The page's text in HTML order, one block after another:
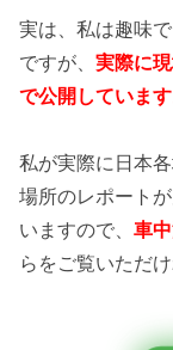
実は、私は趣味で
ですが、 実際に
で公開しています
私が実際に日本
場所のレポート
いますので、 車
らをご覧いただ